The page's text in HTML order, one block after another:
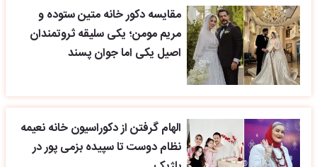
مقایسه دکور خانه متین ستوده و
مریم مومن؛ یکی سلیقه ثروتمندان
اصیل یکی اما جوان پسند
الهام گرفتن از دکوراسیون خانه نعیمه
نظام دوست تا سپیده بزمی پور در